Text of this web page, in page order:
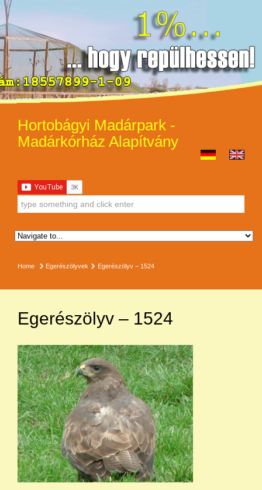
Hortobágyi Madárpark -
Madárkórház Alapítvány
Home Egerészölyvek Egerészölyv – 1524
Egerészölyv – 1524